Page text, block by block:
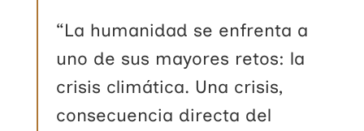
“La humanidad se enfrenta a
uno de sus mayores retos: la
crisis climática. Una crisis,
consecuencia directa del